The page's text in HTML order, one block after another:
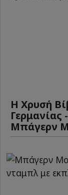
Η Χρυσή
Γερμανίας
Μπάγερν